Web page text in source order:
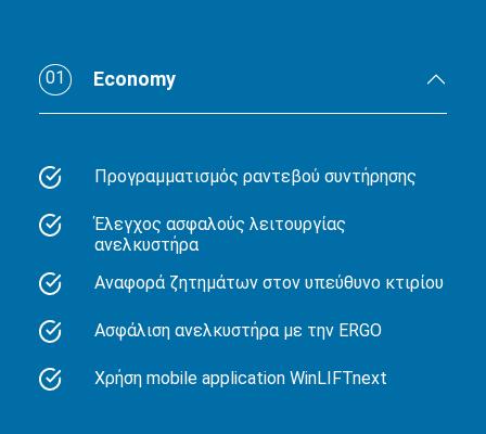
01 Economy
Προγραμματισμός ραντεβού συντήρησης
Έλεγχος ασφαλούς λειτουργίας
ανελκυστήρα
Αναφορά ζητημάτων στον υπεύθυνο κτιρίου
Ασφάλιση ανελκυστήρα με την ERGO
Χρήση mobile application WinLIFTnext